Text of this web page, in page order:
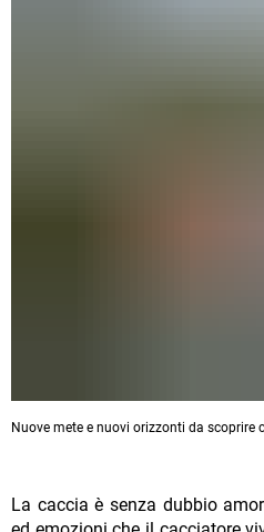
Nuove mete e nuovi orizzonti da scoprire
La caccia è senza dubbio